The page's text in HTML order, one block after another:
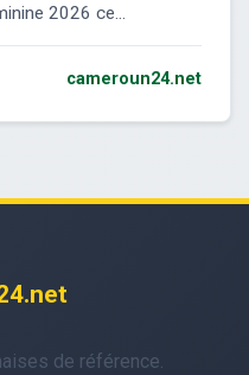
2026 ce...
cameroun24.net
de référence.